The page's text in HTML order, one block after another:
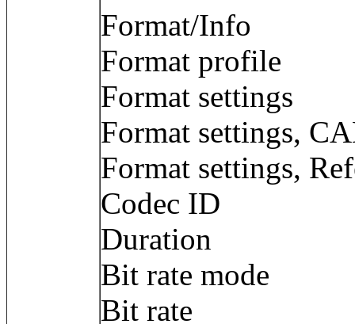
Format/Info :
Format
Format settings
Format settings,
Format settings,
Codec ID :
Duration :
Bit rate mode
Bit rate : 9